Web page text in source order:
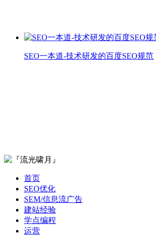
SEO一本道-技术研发的百度SEO规范
首页
SEO优化
SEM/信息流广告
建站经验
学点编程
运营